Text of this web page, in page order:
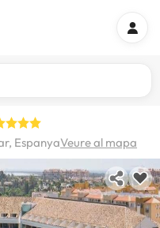
EspanyaVeure al mapa